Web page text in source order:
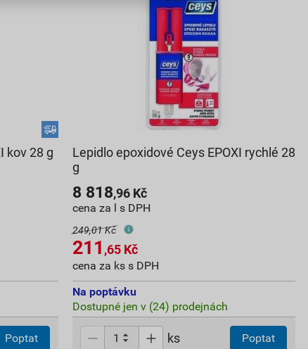
kov 28 g
Poptat
Lepidlo epoxidové Ceys EPOXI rychlé 28
g
8 818,96Kč
cena za l s DPH
249,01 Kč
211 ,65Kč
cena za ks s DPH
Na poptávku
Dostupné jen v (24) prodejnách
ks Poptat